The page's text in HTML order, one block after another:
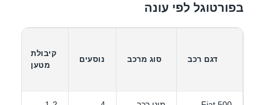
בפורטוגל לפי עונה
דגם רכב סוג מרכב נוסעים
קיבולת
מטען